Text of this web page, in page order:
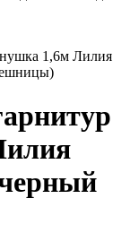
1,6м Лилия